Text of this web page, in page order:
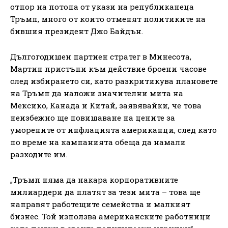
отпор на потопа от укази на републиканеца
Тръмп, много от които отменят политиките на
бившия президент Джо Байдън.
Дългогодишен партиен стратег в Минесота,
Мартин пристъпи към действие броени часове
след избирането си, като разкритикува плановете
на Тръмп да наложи значителни мита на
Мексико, Канада и Китай, заявявайки, че това
неизбежно ще повишаване на цените за
уморените от инфлацията американци, след като
по време на кампанията обеща да намали
разходите им.
„Тръмп няма да накара корпоративните
милиардери да платят за тези мита – това ще
направят работещите семейства и малкият
бизнес. Той използва американските работници